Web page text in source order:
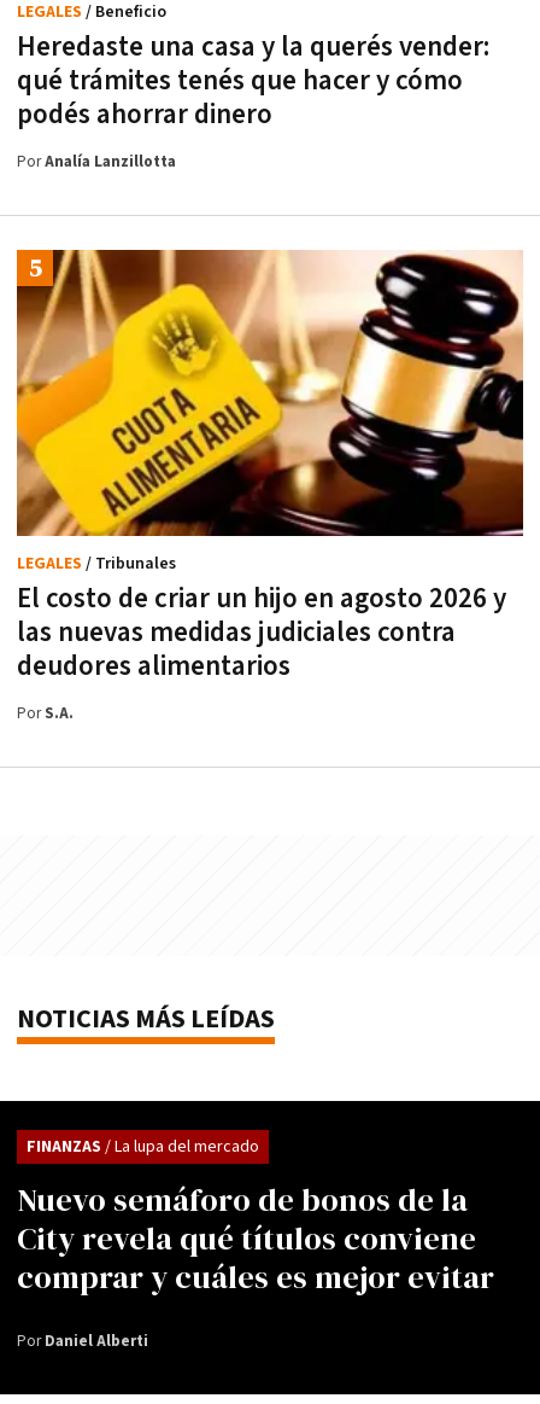
Heredaste una casa y la querés vender:
qué trámites tenés que hacer y cómo
podés ahorrar dinero
LEGALES / Beneficio
PorAnalía Lanzillotta
El costo de criar un hijo en agosto 2026 y
las nuevas medidas judiciales contra
deudores alimentarios
LEGALES / Tribunales
PorS.A.
NOTICIAS MÁS LEÍDAS
Nuevo semáforo de bonos de la
City revela qué títulos conviene
comprar y cuáles es mejor evitar
FINANZAS / La lupa del mercado
PorDaniel Alberti